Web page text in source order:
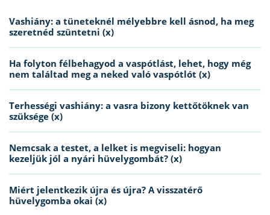
Vashiány: a tüneteknél mélyebbre kell ásnod, ha meg
szeretnéd szüntetni (x)
Ha folyton félbehagyod a vaspótlást, lehet, hogy még
nem találtad meg a neked való vaspótlót (x)
Terhességi vashiány: a vasra bizony kettőtöknek van
szüksége (x)
Nemcsak a testet, a lelket is megviseli: hogyan
kezeljük jól a nyári hüvelygombát? (x)
Miért jelentkezik újra és újra? A visszatérő
hüvelygomba okai (x)